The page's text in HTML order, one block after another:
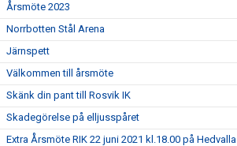
Årsmöte 2023
Norrbotten Stål Arena
Järnspett
Välkommen till årsmöte
Skänk din pant till Rosvik IK
Skadegörelse på elljusspåret
Extra Årsmöte RIK 22 juni 2021 kl.18.00 på Hedvalla